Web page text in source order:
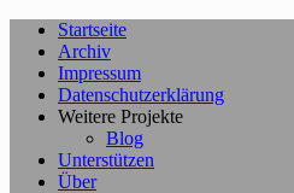
Startseite
Archiv
Impressum
Datenschutzerklärung
Weitere Projekte
Blog
Unterstützen
Über